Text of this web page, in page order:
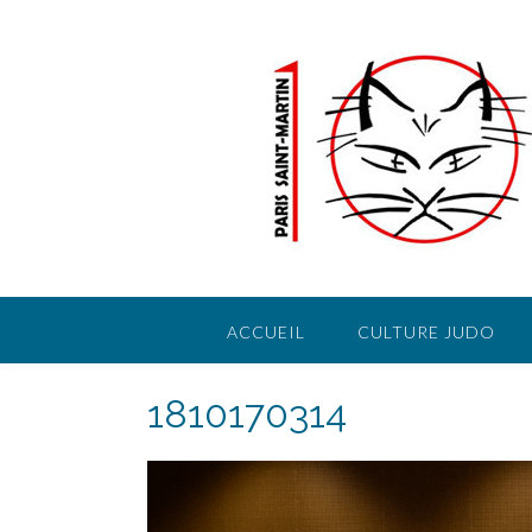
ACCUEIL CULTURE JUDO
1810170314